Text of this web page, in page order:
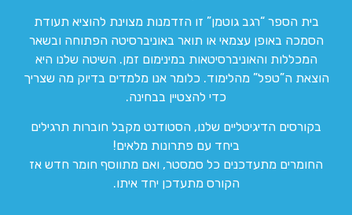
בית הספר “רגב גוטמן” זו הזדמנות מצוינת להוציא תעודת
הסמכה באופן עצמאי או תואר באוניברסיטה הפתוחה ובשאר
המכללות והאוניברסיטאות במינימום זמן. השיטה שלנו היא
הוצאת ה”טפל” מהלימוד. כלומר אנו מלמדים בדיוק מה שצריך
כדי להצטיין בבחינה.
בקורסים הדיגיטליים שלנו, הסטודנט מקבל חוברות תרגילים
ביחד עם פתרונות מלאים!
החומרים מתעדכנים כל סמסטר, ואם מתווסף חומר חדש אז
הקורס מתעדכן יחד איתו.